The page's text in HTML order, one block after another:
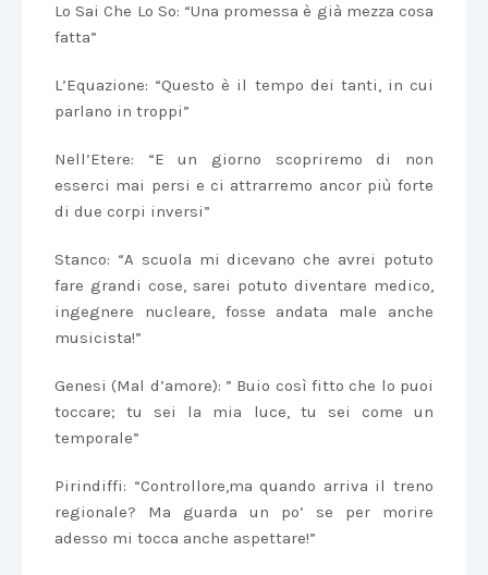
Lo Sai Che Lo So: “Una promessa è già mezza cosa
fatta”
L’Equazione: “Questo è il tempo dei tanti, in cui
parlano in troppi”
Nell’Etere: “E un giorno scopriremo di non
esserci mai persi e ci attrarremo ancor più forte
di due corpi inversi”
Stanco: “A scuola mi dicevano che avrei potuto
fare grandi cose, sarei potuto diventare medico,
ingegnere nucleare, fosse andata male anche
musicista!”
Genesi (Mal d’amore): ” Buio così fitto che lo puoi
toccare; tu sei la mia luce, tu sei come un
temporale”
Pirindiffi: “Controllore,ma quando arriva il treno
regionale? Ma guarda un po’ se per morire
adesso mi tocca anche aspettare!”